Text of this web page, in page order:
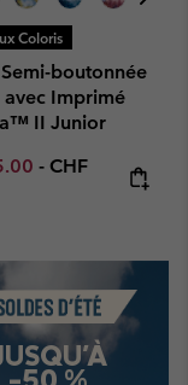
Coloris
boutonnée
avec Imprimé
II Junior
sale price:
- Maximum
CHF